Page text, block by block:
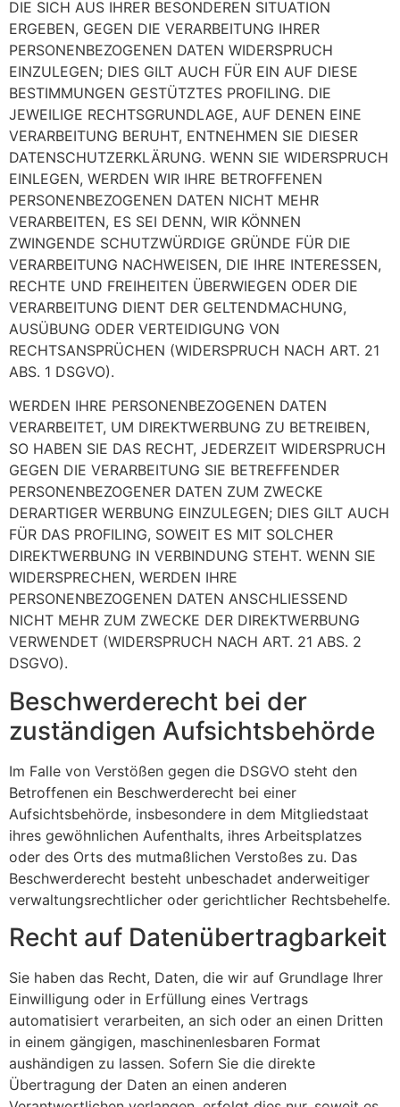
DIE SICH AUS IHRER BESONDEREN SITUATION
ERGEBEN, GEGEN DIE VERARBEITUNG IHRER
PERSONENBEZOGENEN DATEN WIDERSPRUCH
EINZULEGEN; DIES GILT AUCH FÜR EIN AUF DIESE
BESTIMMUNGEN GESTÜTZTES PROFILING. DIE
JEWEILIGE RECHTSGRUNDLAGE, AUF DENEN EINE
VERARBEITUNG BERUHT, ENTNEHMEN SIE DIESER
DATENSCHUTZERKLÄRUNG. WENN SIE WIDERSPRUCH
EINLEGEN, WERDEN WIR IHRE BETROFFENEN
PERSONENBEZOGENEN DATEN NICHT MEHR
VERARBEITEN, ES SEI DENN, WIR KÖNNEN
ZWINGENDE SCHUTZWÜRDIGE GRÜNDE FÜR DIE
VERARBEITUNG NACHWEISEN, DIE IHRE INTERESSEN,
RECHTE UND FREIHEITEN ÜBERWIEGEN ODER DIE
VERARBEITUNG DIENT DER GELTENDMACHUNG,
AUSÜBUNG ODER VERTEIDIGUNG VON
RECHTSANSPRÜCHEN (WIDERSPRUCH NACH ART. 21
ABS. 1 DSGVO).
WERDEN IHRE PERSONENBEZOGENEN DATEN
VERARBEITET, UM DIREKTWERBUNG ZU BETREIBEN,
SO HABEN SIE DAS RECHT, JEDERZEIT WIDERSPRUCH
GEGEN DIE VERARBEITUNG SIE BETREFFENDER
PERSONENBEZOGENER DATEN ZUM ZWECKE
DERARTIGER WERBUNG EINZULEGEN; DIES GILT AUCH
FÜR DAS PROFILING, SOWEIT ES MIT SOLCHER
DIREKTWERBUNG IN VERBINDUNG STEHT. WENN SIE
WIDERSPRECHEN, WERDEN IHRE
PERSONENBEZOGENEN DATEN ANSCHLIESSEND
NICHT MEHR ZUM ZWECKE DER DIREKTWERBUNG
VERWENDET (WIDERSPRUCH NACH ART. 21 ABS. 2
DSGVO).
Beschwerde­recht bei der
zuständigen Aufsichts­behörde
Im Falle von Verstößen gegen die DSGVO steht den
Betroffenen ein Beschwerderecht bei einer
Aufsichtsbehörde, insbesondere in dem Mitgliedstaat
ihres gewöhnlichen Aufenthalts, ihres Arbeitsplatzes
oder des Orts des mutmaßlichen Verstoßes zu. Das
Beschwerderecht besteht unbeschadet anderweitiger
verwaltungsrechtlicher oder gerichtlicher Rechtsbehelfe.
Recht auf Daten­übertrag­barkeit
Sie haben das Recht, Daten, die wir auf Grundlage Ihrer
Einwilligung oder in Erfüllung eines Vertrags
automatisiert verarbeiten, an sich oder an einen Dritten
in einem gängigen, maschinenlesbaren Format
aushändigen zu lassen. Sofern Sie die direkte
Übertragung der Daten an einen anderen